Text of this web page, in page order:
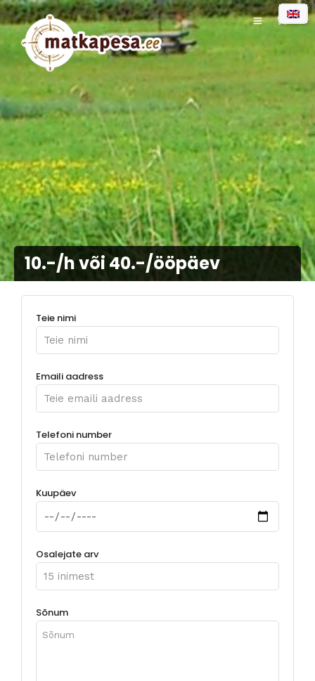
0
10.-/h või 40.-/ööpäev
Teie nimi
Emaili aadress
Telefoni number
Kuupäev
Osalejate arv
Sõnum